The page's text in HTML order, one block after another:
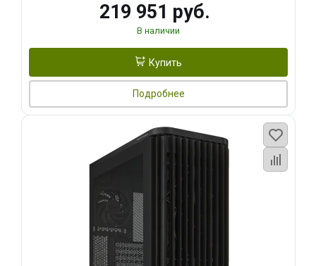
219 951 руб.
В наличии
Купить
Подробнее